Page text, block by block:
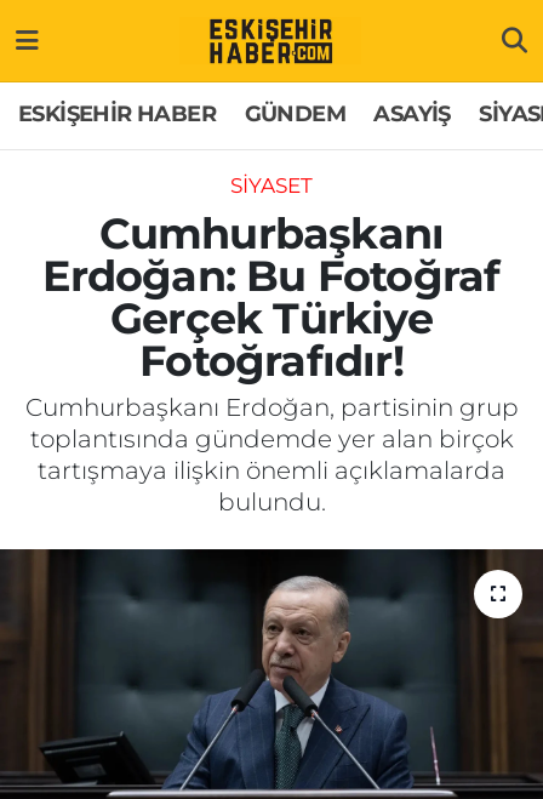
ESKİŞEHİR HABER GÜNDEM ASAYİŞ
SİYASET
Cumhurbaşkanı
Erdoğan: Bu Fotoğraf
Gerçek Türkiye
Fotoğrafıdır!
Cumhurbaşkanı Erdoğan, partisinin grup
toplantısında gündemde yer alan birçok
tartışmaya ilişkin önemli açıklamalarda
bulundu.
GÜNDEM
ASAYİŞ
SİYASET
EKONOMİ
SAĞLIK
EĞİTİM
Hakkımızda
İletişim
Künye
Odunpazarı Trafik Yoğunluk Haritası
Süper Lig Puan Durumu ve Fikstür
Tüm Manşetler
Son Dakika Haberleri
Haber Arşivi